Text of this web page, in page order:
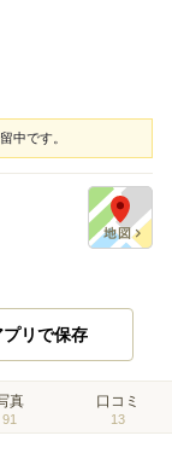
中です。
プリで保存
真
91
口コミ
13